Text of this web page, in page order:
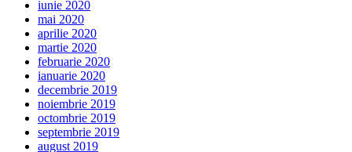
iunie 2020
mai 2020
aprilie 2020
martie 2020
februarie 2020
ianuarie 2020
decembrie 2019
noiembrie 2019
octombrie 2019
septembrie 2019
august 2019